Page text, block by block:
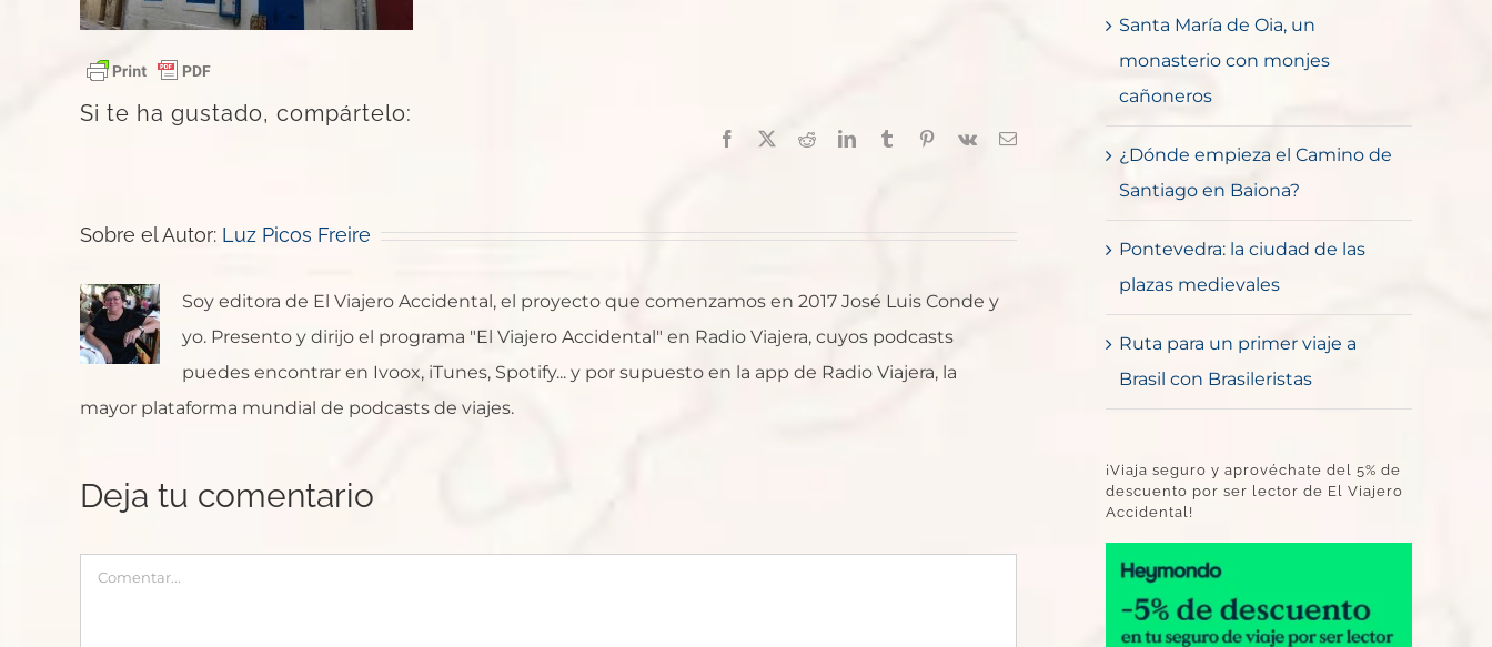
Si te ha gustado, compártelo:
Facebook RedditLinkedInTumblr Pinterest
Vk
Correo
Sobre el Autor: Luz Picos Freire
Soy editora de El Viajero Accidental, el proyecto que comenzamos en 2017 José Luis Conde y
yo. Presento y dirijo el programa "El Viajero Accidental" en Radio Viajera, cuyos podcasts
puedes encontrar en Ivoox, iTunes, Spotify... y por supuesto en la app de Radio Viajera, la
mayor plataforma mundial de podcasts de viajes.
Deja tu comentario
Comentar
Santa María de Oia, un
monasterio con monjes
cañoneros
¿Dónde empieza el Camino de
Santiago en Baiona?
Pontevedra: la ciudad de las
plazas medievales
Ruta para un primer viaje a
Brasil con Brasileristas
¡Viaja seguro y aprovéchate del 5% de
descuento por ser lector de El Viajero
Accidental!